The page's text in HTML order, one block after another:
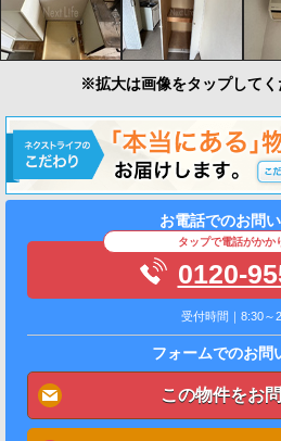
※拡大は画像をタップしてく
お電話でのお問
タップで電話がかか
0120-
受付時間｜8:30～
フォームでのお問
この物件をお